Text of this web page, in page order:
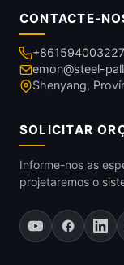
CONTACTE-
emon@steel-
Shenyang,
SOLICITAR
Informe-nos as
projetaremos o